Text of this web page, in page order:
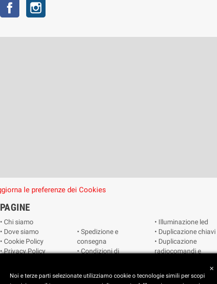
Facebook
le preferenze dei Cookies
PAGINE
• Chi siamo
• Dove siamo
• Cookie Policy
• Privacy Policy
cookie
• Spedizione e
consegna
• Condizioni di
• Illuminazione led
• Duplicazione chiavi
• Duplicazione
radiocomandi e
• Video sorveglianza
close
Noi e terze parti selezionate utilizziamo cookie o tecnologie simili per scopi